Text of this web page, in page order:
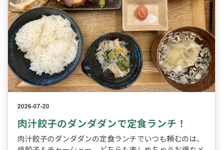
2026-07-20
肉汁餃子のダンダダンで定食ランチ！
肉汁餃子のダンダダンの定食ランチでいつも頼むのは、